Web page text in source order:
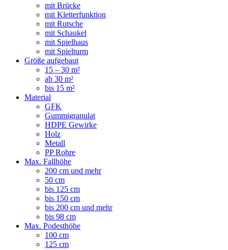
mit Brücke
mit Kletterfunktion
mit Rutsche
mit Schaukel
mit Spielhaus
mit Spielturm
Größe aufgebaut
15 – 30 m²
ab 30 m²
bis 15 m²
Material
GFK
Gummigranulat
HDPE Gewirke
Holz
Metall
PP Rohre
Max. Fallhöhe
200 cm und mehr
50 cm
bis 125 cm
bis 150 cm
bis 200 cm und mehr
bis 98 cm
Max. Podesthöhe
100 cm
125 cm